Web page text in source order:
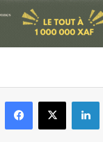
FacebookX